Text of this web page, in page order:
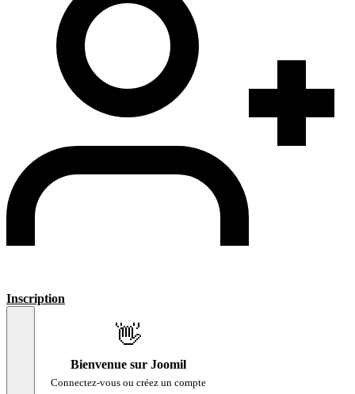
Inscription
👋
Bienvenue sur Joomil
Connectez-vous ou créez un compte